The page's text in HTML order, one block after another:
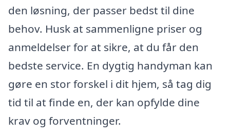
den løsning, der passer bedst til dine
behov. Husk at sammenligne priser og
anmeldelser for at sikre, at du får den
bedste service. En dygtig handyman kan
gøre en stor forskel i dit hjem, så tag dig
tid til at finde en, der kan opfylde dine
krav og forventninger.